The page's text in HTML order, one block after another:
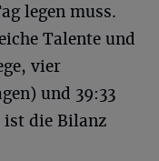
legen muss.
Talente und
vier
und 39:33
ist die Bilanz